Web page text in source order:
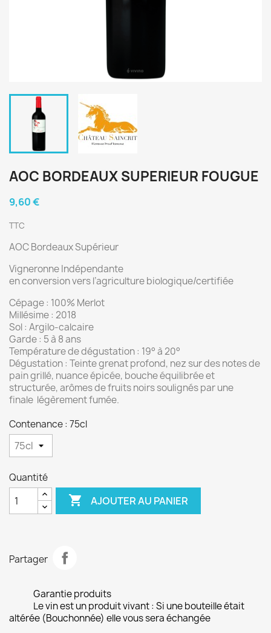
AOC BORDEAUX SUPERIEUR FOUGUE
9,60 €
TTC
AOC Bordeaux Supérieur
Vigneronne Indépendante
en conversion vers l’agriculture biologique/certifiée
Cépage : 100% Merlot
Millésime : 2018
Sol : Argilo-calcaire
Garde : 5 à 8 ans
Température de dégustation : 19° à 20°
Dégustation : Teinte grenat profond, nez sur des notes de
pain grillé, nuance épicée, bouche équilibrée et
structurée, arômes de fruits noirs soulignés par une
finale légèrement fumée.
Contenance : 75cl
Quantité
 AJOUTER AU PANIER
Partager
Garantie produits
Le vin est un produit vivant : Si une bouteille était
altérée (Bouchonnée) elle vous sera échangée